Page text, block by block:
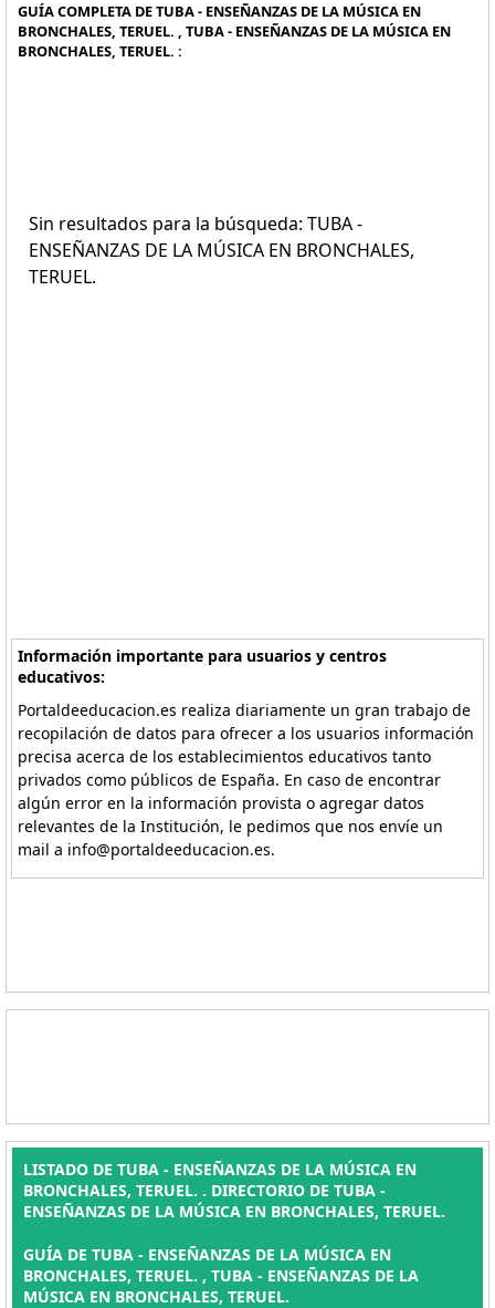
GUÍA COMPLETA DE TUBA - ENSEÑANZAS DE LA MÚSICA EN
BRONCHALES, TERUEL. , TUBA - ENSEÑANZAS DE LA MÚSICA EN
BRONCHALES, TERUEL. :
Sin resultados para la búsqueda: TUBA -
ENSEÑANZAS DE LA MÚSICA EN BRONCHALES,
TERUEL.
Información importante para usuarios y centros
educativos:
Portaldeeducacion.es realiza diariamente un gran trabajo de
recopilación de datos para ofrecer a los usuarios información
precisa acerca de los establecimientos educativos tanto
privados como públicos de España. En caso de encontrar
algún error en la información provista o agregar datos
relevantes de la Institución, le pedimos que nos envíe un
mail a info@portaldeeducacion.es.
LISTADO DE TUBA - ENSEÑANZAS DE LA MÚSICA EN
BRONCHALES, TERUEL. . DIRECTORIO DE TUBA -
ENSEÑANZAS DE LA MÚSICA EN BRONCHALES, TERUEL.
GUÍA DE TUBA - ENSEÑANZAS DE LA MÚSICA EN
BRONCHALES, TERUEL. , TUBA - ENSEÑANZAS DE LA
MÚSICA EN BRONCHALES, TERUEL.